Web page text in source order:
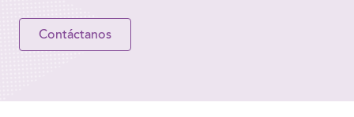
Contáctanos